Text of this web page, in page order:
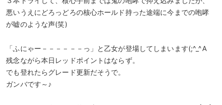
悪いうえにどろっどろの核心ホールド持った途端に今までの咆哮
が嘘のような声(笑)
「ふにゃー－－－－－－っ」と乙女が登場してしまいます(;^_^A
残念ながら本日レッドポイントはならず。
でも登れたらグレード更新だそうで。
ガンバです～♪